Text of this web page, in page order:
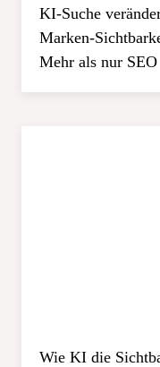
KI-Suche
Marken-
Mehr als nur SEO
Wie KI die